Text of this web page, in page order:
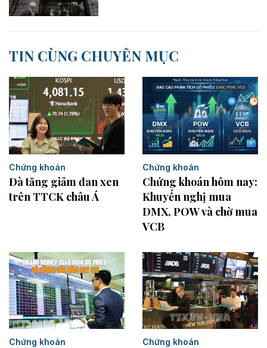
TIN CÙNG CHUYÊN MỤC
Chứng khoán
Đà tăng giảm đan xen
trên TTCK châu Á
Chứng khoán
Chứng khoán hôm nay:
Khuyến nghị mua
DMX, POW và chờ mua
VCB
Chứng khoán Chứng khoán